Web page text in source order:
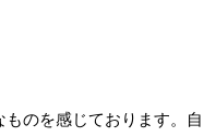
ものを感じております。自